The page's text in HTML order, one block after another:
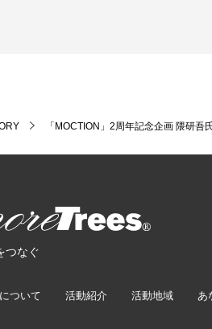
「MOCTION」2周年記念企画 隈研
つなぐ
ついて 活動紹介 活動地域 あ